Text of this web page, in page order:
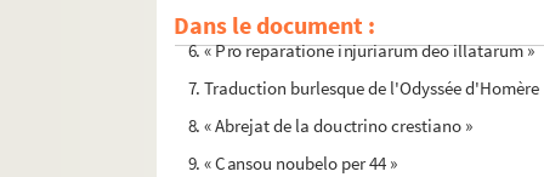
Dans le document :
5. « Index missarum, pro ut habentur in
6. « Pro reparatione injuriarum deo illatarum »
7. Traduction burlesque de l'Odyssée
8. « Abrejat de la douctrino crestiano »
9. « Cansou noubelo per 44 »